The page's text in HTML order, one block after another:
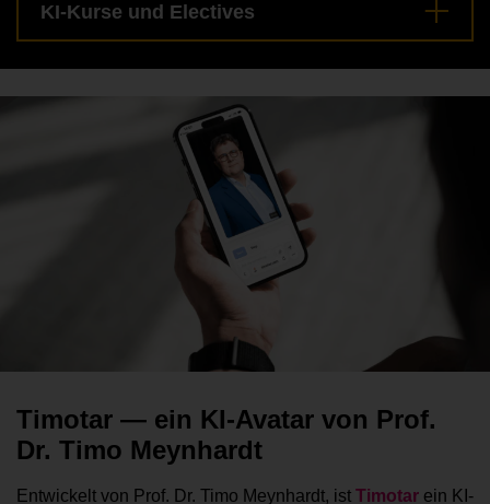
KI-Kurse und Electives
Timotar — ein KI-Avatar von Prof.
Dr. Timo Meynhardt
Entwickelt von Prof. Dr. Timo Meynhardt, ist Timotar ein KI-